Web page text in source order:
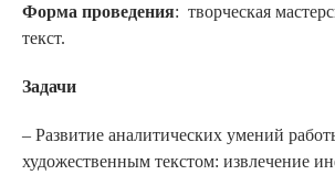
Форма проведения: творческая
текст.
Задачи
– Развитие аналитических умений
художественным текстом: извлечение